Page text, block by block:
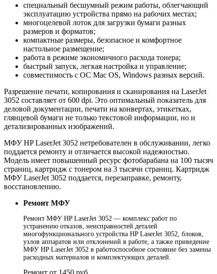
специальный бесшумный режим работы, облегчающий
эксплуатацию устройства прямо на рабочих местах;
многоцелевой лоток для загрузки бумаги разных
размеров и форматов;
компактные размеры, безопасное и комфортное
настольное размещение;
работа в режиме экономичного расхода тонера;
быстрый запуск, легкая настройка и управление;
совместимость с ОС Mac OS, Windows разных версий.
Разрешение печати, копирования и сканирования на LaserJet
3052 составляет от 600 dpi. Это оптимальный показатель для
деловой документации, печати на конвертах, этикетках,
глянцевой бумаги не только текстовой информации, но и
детализированных изображений.
МФУ HP LaserJet 3052 нетребователен в обслуживании, легко
поддается ремонту и отличается высокой надежностью.
Модель имеет повышенный ресурс фотобарабана на 100 тысяч
страниц, картридж с тонером на 3 тысячи страниц. Картридж
МФУ LaserJet 3052 поддается, перезаправке, ремонту,
восстановлению.
Ремонт МФУ
Ремонт МФУ HP LaserJet 3052 — комплекс работ по
устранению отказов, неисправностей деталей
многофункционального устройства HP LaserJet 3052, блоков,
узлов аппаратов или отклонений в работе, а также приведение
МФУ HP LaserJet 3052 в работоспособное состояние без замены
расходных материалов и комплектующих деталей.
Ремонт от 1450 руб.